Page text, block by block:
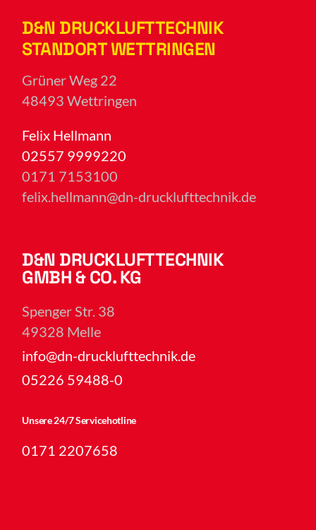
D&N DRUCKLUFTTECHNIK
STANDORT WETTRINGEN
Grüner Weg 22
48493 Wettringen
Felix Hellmann
02557 9999220
0171 7153100
felix.hellmann@dn-drucklufttechnik.de
D&N DRUCKLUFTTECHNIK
GMBH & CO. KG
Spenger Str. 38
49328 Melle
info@dn-drucklufttechnik.de
05226 59488-0
Unsere 24/7 Servicehotline
0171 2207658